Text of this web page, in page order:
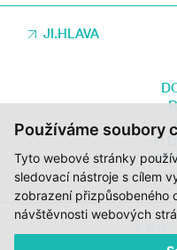
Používáme soubory
Tyto webové stránky
sledovací nástroje s cílem
zobrazení přizpůsobeného
návštěvnosti webových
JI.HLAVA
O